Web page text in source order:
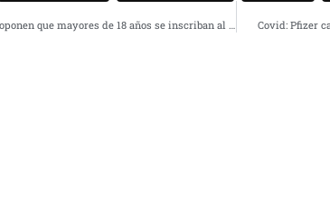
Covid: Pfizer